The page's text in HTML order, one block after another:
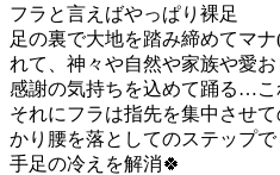
フラと言えばやっぱり裸足
足の裏で大地を踏み締めてマ
れて、神々や自然や家族や愛お
感謝の気持ちを込めて踊る…こ
それにフラは指先を集中させ
かり腰を落としてのステップで
手足の冷えを解消🍀